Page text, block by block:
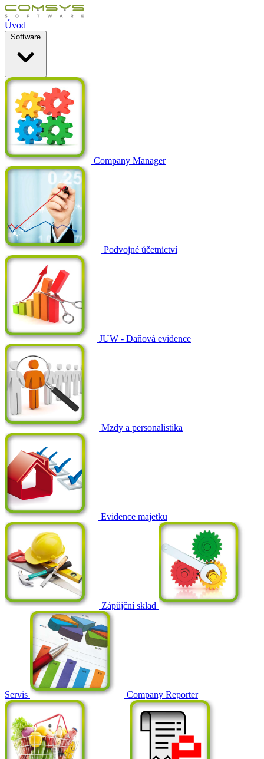
Úvod
Software
Company Manager
Podvojné účetnictví
JUW - Daňová evidence
Mzdy a personalistika
Evidence majetku
Zápůjční sklad
Servis Company Reporter